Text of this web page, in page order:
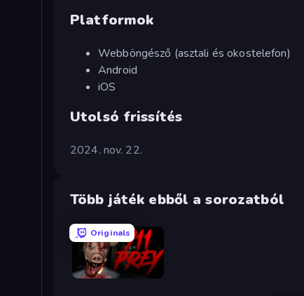
Platformok
Webböngésző (asztali és okostelefon)
Android
iOS
Utolsó frissítés
2024. nov. 22.
Több játék ebből a sorozatból
Originals
911: Prey